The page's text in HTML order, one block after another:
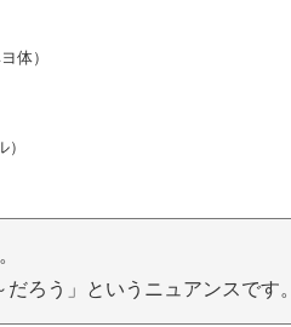
ヨ体）
）
ろう」というニュアンスです。